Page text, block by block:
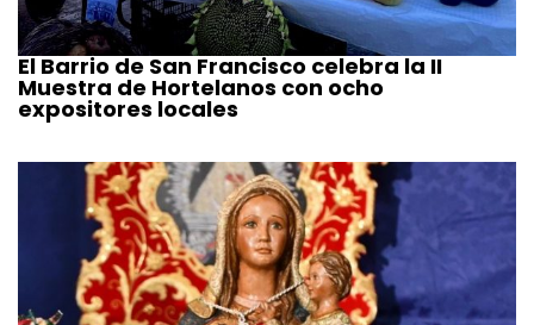
El Barrio de San Francisco celebra la II
Muestra de Hortelanos con ocho
expositores locales